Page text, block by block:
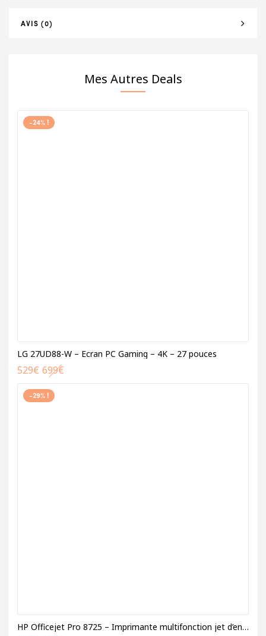
AVIS (0)
Mes Autres Deals
-24% !
LG 27UD88-W – Ecran PC Gaming – 4K – 27 pouces
699€
529€
-29% !
HP Officejet Pro 8725 – Imprimante multifonction jet d’encre